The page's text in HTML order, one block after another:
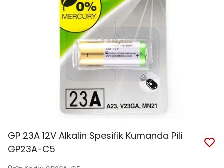
GP 23A 12V Alkalin Spesifik Kumanda Pili
GP23A-C5